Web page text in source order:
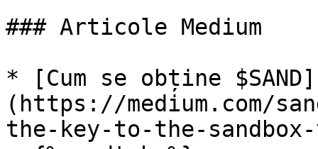
### Articole Medium
* [Cum se obține $SAND]
(https://medium.com/
the-key-to-the-